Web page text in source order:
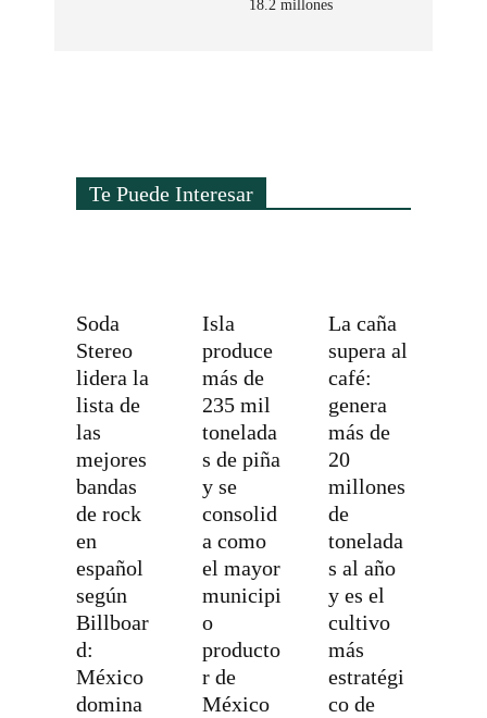
18.2 millones
Te Puede Interesar
Soda
Stereo
lidera la
lista de
las
mejores
bandas
de rock
en
español
según
Billboar
d:
México
domina
Isla
produce
más de
235 mil
tonelada
s de piña
y se
consolid
a como
el mayor
municipi
o
producto
r de
México
La caña
supera al
café:
genera
más de
20
millones
de
tonelada
s al año
y es el
cultivo
más
estratégi
co de